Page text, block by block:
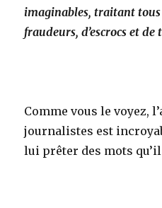
imaginables, traitant tous
fraudeurs, d’escrocs et de
Comme vous le voyez,
journalistes est
lui prêter des mots